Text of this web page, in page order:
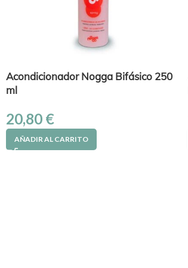
Acondicionador Nogga Bifásico 250
ml
20,80 €
AÑADIR AL CARRITO